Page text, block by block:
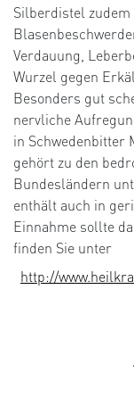
Silberdistel zudem
Verdauung,
Wurzel gegen
Besonders gut
nervliche
in Schwedenbitter
gehört zu den
Bundesländern
enthält auch in
Einnahme sollte
finden Sie unter
http://